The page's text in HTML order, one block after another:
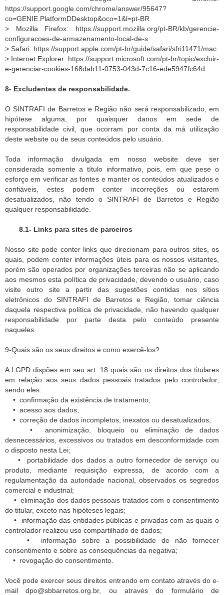
https://support.google.com/chrome/answer/95647?
co=GENIE.PlatformDDesktop&oco=1&l=pt-BR
> Mozilla Firefox: https://support.mozilla.org/pt-BR/kb/gerencie-
configuracoes-de-armazenamento-local-de-s
> Safari: https://support.apple.com/pt-br/guide/safari/sfri11471/mac
> Internet Explorer: https://support.microsoft.com/pt-br/topic/excluir-
e-gerenciar-cookies-168dab11-0753-043d-7c16-ede5947fc64d
8- Excludentes de responsabilidade.
O SINTRAFI de Barretos e Região não será responsabilizado, em
hipótese alguma, por quaisquer danos em sede de
responsabilidade civil, que ocorram por conta da má utilização
deste website ou de seus conteúdos pelo usuário.
Toda informação divulgada em nosso website deve ser
considerada somente a título informativo, pois, em que pese o
esforço em verificar as fontes e manter os conteúdos atualizados e
confiáveis, estes podem conter incorreções ou estarem
desatualizados, não tendo o SINTRAFI de Barretos e Região
qualquer responsabilidade.
8.1- Links para sites de parceiros
Nosso site pode conter links que direcionam para outros sites, os
quais, podem conter informações úteis para os nossos visitantes,
porém são operados por organizações terceiras não se aplicando
aos mesmos esta política de privacidade, devendo o usuário, caso
visite outro site a partir das sugestões contidas nos sítios
eletrônicos do SINTRAFI de Barretos e Região, tomar ciência
daquela respectiva política de privacidade, não havendo qualquer
responsabilidade por parte desta pelo conteúdo presente
naqueles.
9-Quais são os seus direitos e como exercê-los?
A LGPD dispões em seu art. 18 quais são os direitos dos titulares
em relação aos seus dados pessoais tratados pelo controlador,
sendo eles:
• confirmação da existência de tratamento;
• acesso aos dados;
• correção de dados incompletos, inexatos ou desatualizados;
• anonimização, bloqueio ou eliminação de dados
desnecessários, excessivos ou tratados em desconformidade com
o disposto nesta Lei;
• portabilidade dos dados a outro fornecedor de serviço ou
produto, mediante requisição expressa, de acordo com a
regulamentação da autoridade nacional, observados os segredos
comercial e industrial;
• eliminação dos dados pessoais tratados com o consentimento
do titular, exceto nas hipóteses legais;
• informação das entidades públicas e privadas com as quais o
controlador realizou uso compartilhado de dados;
• informação sobre a possibilidade de não fornecer
consentimento e sobre as consequências da negativa;
• revogação do consentimento.
Você pode exercer seus direitos entrando em contato através do e-
mail dpo@sbbarretos.org.br, ou através do formulário de